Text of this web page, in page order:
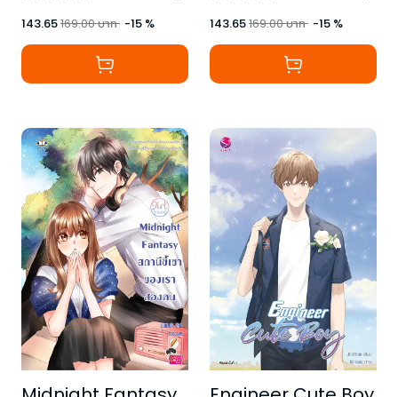
143.65169.00บาท -15 % 143.65169.00บาท -15 %